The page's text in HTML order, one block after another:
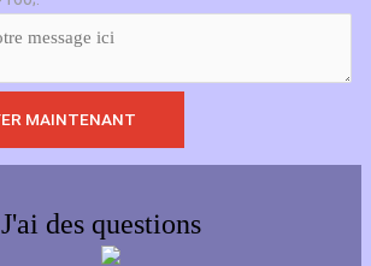
J'ai des questions